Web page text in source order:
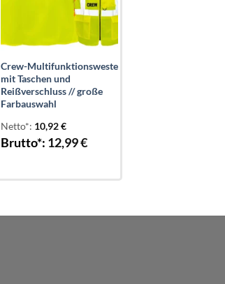
Crew-Multifunktionsweste
mit Taschen und
Reißverschluss // große
Farbauswahl
Netto*: 10,92€
Brutto*: 12,99€